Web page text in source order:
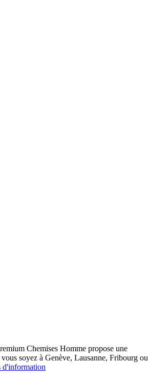
Chemises Homme propose une
soyez à Genève, Lausanne, Fribourg ou
d'information